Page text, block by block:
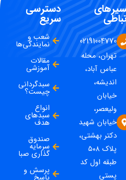
02191004770
تهران، محله
عباس آباد،
اندیشه،
خیابان
ولیعصر،
خیابان شهید
دکتر بهشتی،
پلاک ۵۰۸
طبقه اول کد
پستی
دسترسی
سریع
شعب و
نمایندگی‌ها
مقالات
آموزشی
سبدگردانی
چیست؟
انواع
سبدهای
هدف
صندوق
سرمایه
گذاری صبا
پرسش و
پاسخ